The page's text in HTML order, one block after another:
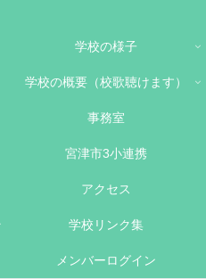
学校の様子
学校の概要（校歌聴けます）
事務室
宮津市3小連携
アクセス
学校リンク集
メンバーログイン